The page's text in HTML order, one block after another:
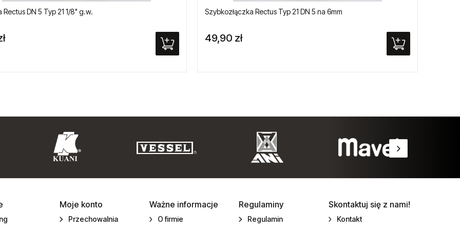
DN 5 Typ 21 1/8" g.w. Szybkozłączka Rectus Typ 21 DN 5 na 6mm
49,90 zł
Moje konto
Przechowalnia
Ważne informacje
O firmie
Regulaminy
Regulamin
Skontaktuj się z nami!
Kontakt